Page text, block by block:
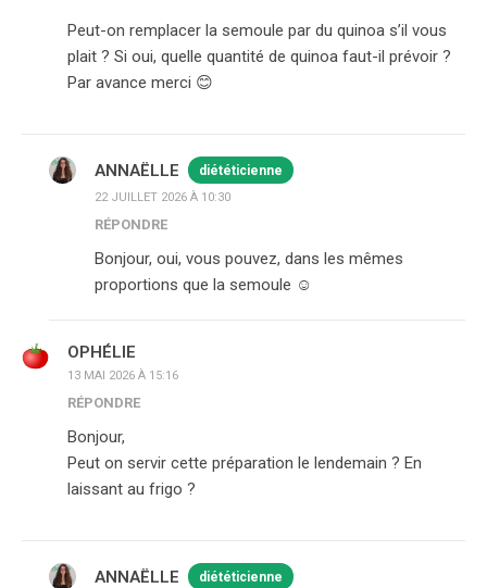
Peut-on remplacer la semoule par du quinoa s’il vous
plait ? Si oui, quelle quantité de quinoa faut-il prévoir ?
Par avance merci 😊
ANNAËLLE diététicienne
22 JUILLET 2026 À 10:30
RÉPONDRE
Bonjour, oui, vous pouvez, dans les mêmes
proportions que la semoule ☺️
OPHÉLIE
13 MAI 2026 À 15:16
RÉPONDRE
Bonjour,
Peut on servir cette préparation le lendemain ? En
laissant au frigo ?
ANNAËLLE diététicienne